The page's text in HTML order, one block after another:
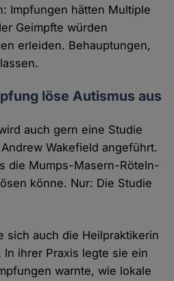
Impfungen hätten Multiple
Geimpfte würden
erleiden. Behauptungen,
löse Autismus aus
auch gern eine Studie
Wakefield angeführt.
die Mumps-Masern-Röteln-
könne. Nur: Die Studie
sich auch die Heilpraktikerin
In ihrer Praxis legte sie ein
warnte, wie lokale